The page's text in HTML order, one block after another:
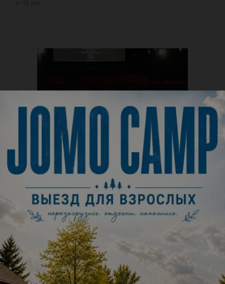
Описание
Постановочная группа:
Режиссер-постановщик — Елизавета Машкович
Художник-постановщик — Лидия Малашенко
Художник по свету — Владислав Рихтер